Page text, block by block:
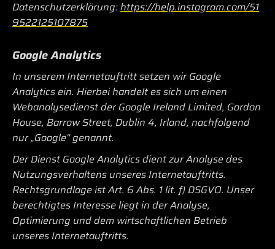
Datenschutzerklärung:https://help.instagram.com/51
9522125107875
Google Analytics
In unserem Internetauftritt setzen wir Google
Analytics ein. Hierbei handelt es sich um einen
Webanalysedienst der Google Ireland Limited, Gordon
House, Barrow Street, Dublin 4, Irland, nachfolgend
nur „Google“ genannt.
Der Dienst Google Analytics dient zur Analyse des
Nutzungsverhaltens unseres Internetauftritts.
Rechtsgrundlage ist Art. 6 Abs. 1 lit. f) DSGVO. Unser
berechtigtes Interesse liegt in der Analyse,
Optimierung und dem wirtschaftlichen Betrieb
unseres Internetauftritts.